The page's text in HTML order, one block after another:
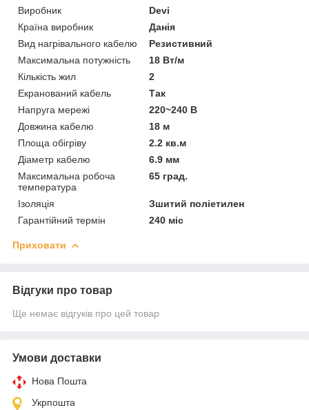
Виробник
Devi
Країна виробник
Данія
Вид нагрівального кабелю
Резистивний
Максимальна потужність
18 Вт/м
Кількість жил
2
Екранований кабель
Так
Напруга мережі
220~240 В
Довжина кабелю
18 м
Площа обігріву
2.2 кв.м
Діаметр кабелю
6.9 мм
Максимальна робоча
температура
65 град.
Ізоляція
Зшитий поліетилен
Гарантійний термін
240 міс
Приховати
Відгуки про товар
Ще немає відгуків про цей товар
Умови доставки
Нова Пошта
Укрпошта